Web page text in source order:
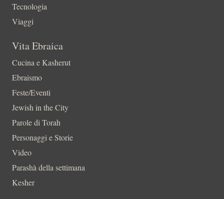
Tecnologia
Viaggi
Vita Ebraica
Cucina e Kasherut
Ebraismo
Feste/Eventi
Jewish in the City
Parole di Torah
Personaggi e Storie
Video
Parashà della settimana
Kesher